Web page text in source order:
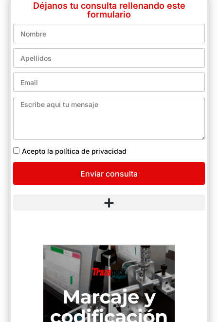
Déjanos tu consulta rellenando este
formulario
Acepto la política de privacidad
Enviar consulta